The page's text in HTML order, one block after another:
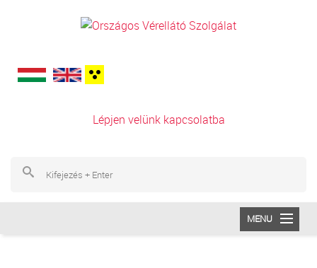
Lépjen velünk kapcsolatba
MENU